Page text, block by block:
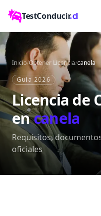
TestConducir.cl
Inicio/Obtener Licencia/canela
Guía 2026
Licencia de
encanela
Requisitos,
oficiales